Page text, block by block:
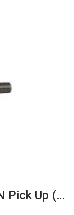
Testina Sterzo Per NISSAN Pick Up (D21) 48521-01G25